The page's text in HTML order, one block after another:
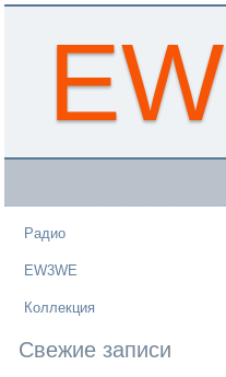
Радио
EW3WE
Коллекция
Свежие записи